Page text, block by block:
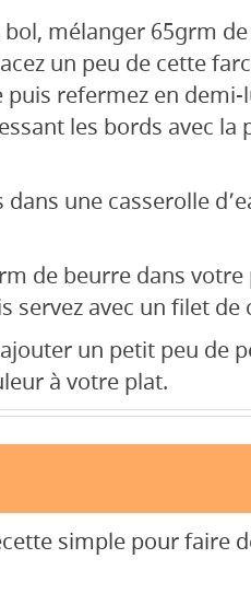
bol, mélanger 65grm
un peu de cette
puis refermez en
les bords avec la
une casserolle
de beurre dans
servez avec un filet de
un petit peu de
à votre plat.
simple pour faire